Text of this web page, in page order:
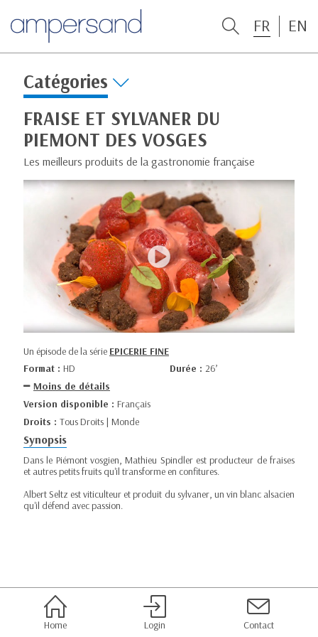
FR EN
Catégories
FRAISE ET SYLVANER DU
PIEMONT DES VOSGES
Les meilleurs produits de la gastronomie française
Un épisode de la série EPICERIE FINE
Format : HD Durée : 26’
Moins de détails
Version disponible : Français
Droits : Tous Droits | Monde
Synopsis
Dans le Piémont vosgien, Mathieu Spindler est producteur de fraises
et autres petits fruits qu'il transforme en confitures.
Albert Seltz est viticulteur et produit du sylvaner, un vin blanc alsacien
qu'il défend avec passion.
Home Login Contact